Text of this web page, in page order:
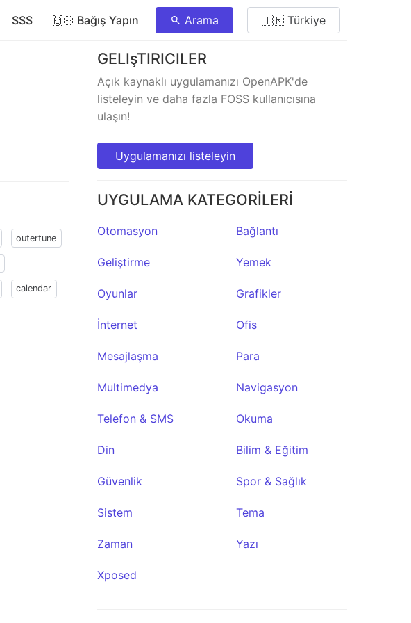
SSS 🙌🏻 Bağış Yapın Arama 🇹🇷 Türkiye
outertune
calendar
GELIşTIRICILER
Açık kaynaklı uygulamanızı OpenAPK'de
listeleyin ve daha fazla FOSS kullanıcısına
ulaşın!
Uygulamanızı listeleyin
UYGULAMA KATEGORİLERİ
Otomasyon Bağlantı
Geliştirme Yemek
Oyunlar Grafikler
İnternet Ofis
Mesajlaşma Para
Multimedya Navigasyon
Telefon & SMS Okuma
Din Bilim & Eğitim
Güvenlik Spor & Sağlık
Sistem Tema
Zaman Yazı
Xposed